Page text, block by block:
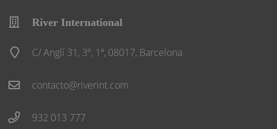
River International
C/ Anglí 31, 3º, 1ª, 08017, Barcelona
contacto@riverint.com
932 013 777